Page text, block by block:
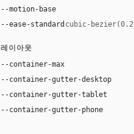
--motion-base
--ease-standard cubic-
레이아웃
--container-max
--container-gutter-desktop
--container-gutter-tablet
--container-gutter-phone